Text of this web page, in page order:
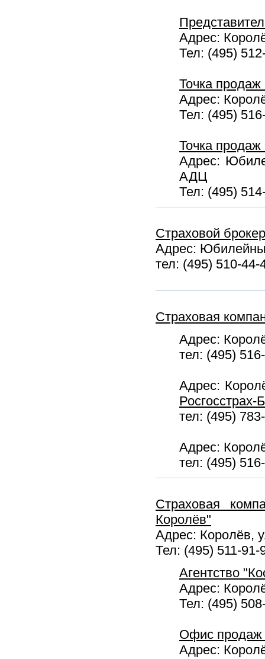
Адрес:
Тел: (495)
Точка
Адрес:
Тел: (495)
Точка
Адрес:
АДЦ
Тел: (495)
Страховой
Адрес:
тел: (495) 510-44-
Страховая
Адрес:
тел: (495)
Адрес:
Росгосстрах-
тел: (495)
Адрес:
тел: (495)
Страховая
Королёв"
Адрес: Королёв,
Тел: (495) 511-91-
Агентство
Адрес:
Тел: (495)
Офис продаж
Адрес: